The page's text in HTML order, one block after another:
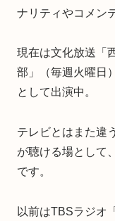
ナリティやコメン
現在は文化放送「
部」（毎週火曜日
として出演中。
テレビとはまた違
が聴ける場として、
です。
以前はTBSラジオ